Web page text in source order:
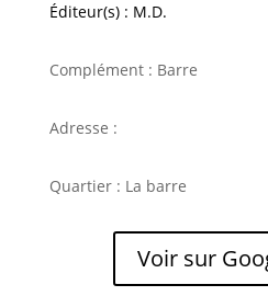
Éditeur(s) : M.D.
Complément : Barre
Adresse :
Quartier : La barre
Voir sur